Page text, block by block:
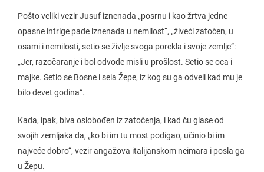
Pošto veliki vezir Jusuf iznenada „posrnu i kao žrtva jedne
opasne intrige pade iznenada u nemilost“, „živeći zatočen, u
osami i nemilosti, setio se življe svoga porekla i svoje zemlje“:
„Jer, razočaranje i bol odvode misli u prošlost. Setio se oca i
majke. Setio se Bosne i sela Žepe, iz kog su ga odveli kad mu je
bilo devet godina“.
Kada, ipak, biva oslobođen iz zatočenja, i kad ču glase od
svojih zemljaka da, „ko bi im tu most podigao, učinio bi im
najveće dobro“, vezir angažova italijanskom neimara i posla ga
u Žepu.